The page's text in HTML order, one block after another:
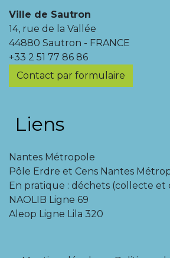
Ville de Sautron
14, rue de la Vallée
44880 Sautron - FRANCE
+33 2 51 77 86 86
Contact par formulaire
Liens
Nantes Métropole
Pôle Erdre et Cens Nantes
En pratique : déchets (collecte
NAOLIB Ligne 69
Aleop Ligne Lila 320